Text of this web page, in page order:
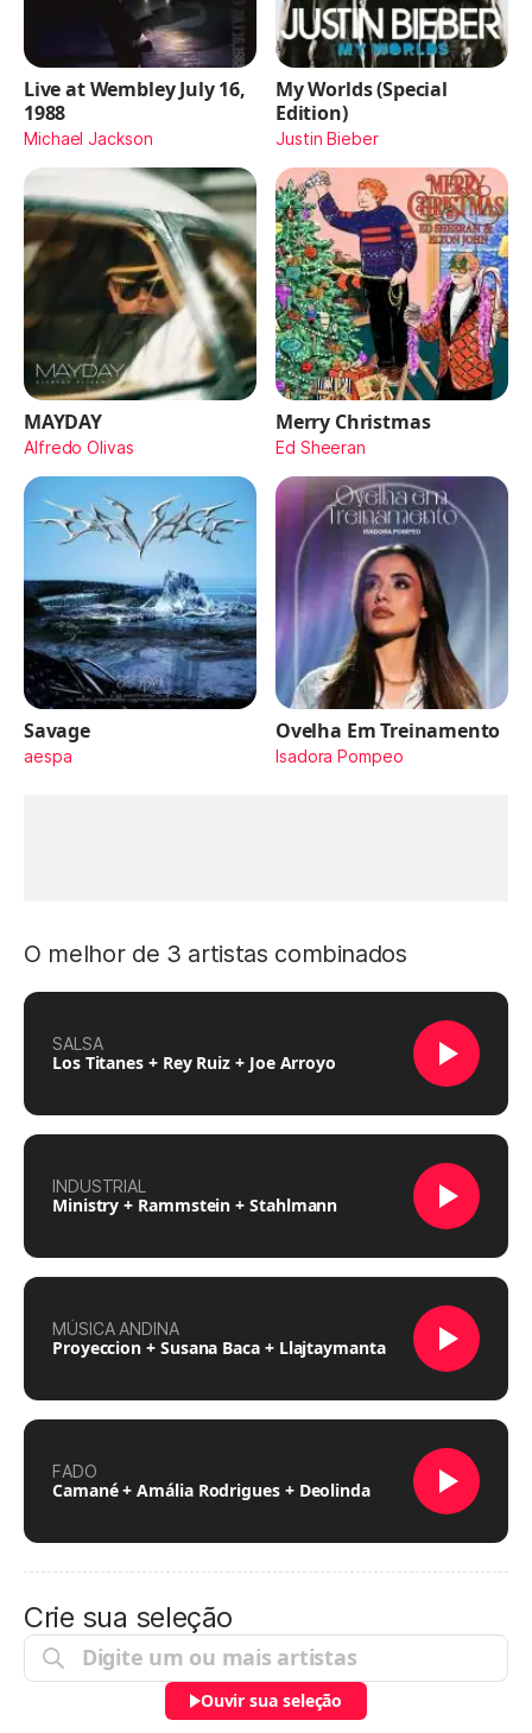
Live at Wembley July 16,
1988
Michael Jackson
My Worlds (Special
Edition)
Justin Bieber
MAYDAY
Alfredo Olivas
Merry Christmas
Ed Sheeran
Savage
aespa
Ovelha Em Treinamento
Isadora Pompeo
O melhor de 3 artistas combinados
SALSA
Los Titanes + Rey Ruiz + Joe Arroyo
INDUSTRIAL
Ministry + Rammstein + Stahlmann
MÚSICA ANDINA
Proyeccion + Susana Baca + Llajtaymanta
FADO
Camané + Amália Rodrigues + Deolinda
Crie sua seleção
Ouvir sua seleção